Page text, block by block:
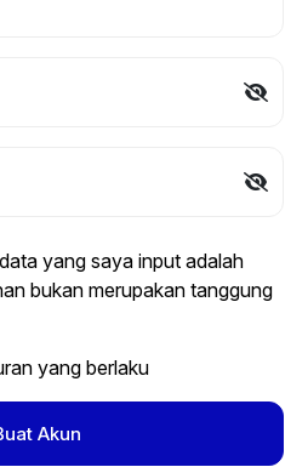
yang saya input adalah
bukan merupakan tanggung
yang berlaku
Akun